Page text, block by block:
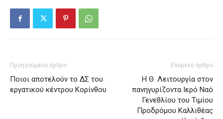
Προηγούμενο άρθρο
Ποιοι αποτελούν το ΔΣ του
εργατικού κέντρου Κορίνθου
Επόμενο άρθρο
Η Θ. Λειτουργία στον
πανηγυρίζοντα Ιερό Ναό
Γενεθλίου του Τιμίου
Προδρόμου Καλλιθέας